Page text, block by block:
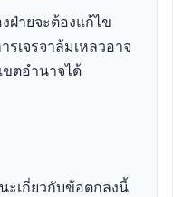
ฝ่ายจะต้องแก้ไข
เจรจาล้มเหลวอาจ
ตอำนาจได้
เกี่ยวกับข้อตกลงนี้